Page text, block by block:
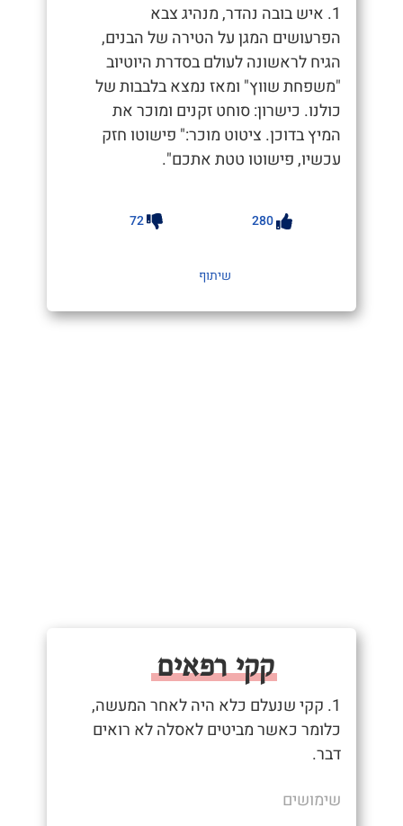
1. איש בובה נהדר, מנהיג צבא
הפרעושים המגן על הטירה של הבנים,
הגיח לראשונה לעולם בסדרת היוטיוב
"משפחת שווץ" ומאז נמצא בלבבות של
כולנו. כישרון: סוחט זקנים ומוכר את
המיץ בדוכן. ציטוט מוכר:" פישוטו חזק
עכשיו, פישוטו טטת אתכם".
280
72
שיתוף
קקי רפאים
1. קקי שנעלם כלא היה לאחר המעשה,
כלומר כאשר מביטים לאסלה לא רואים
דבר.
שימושים